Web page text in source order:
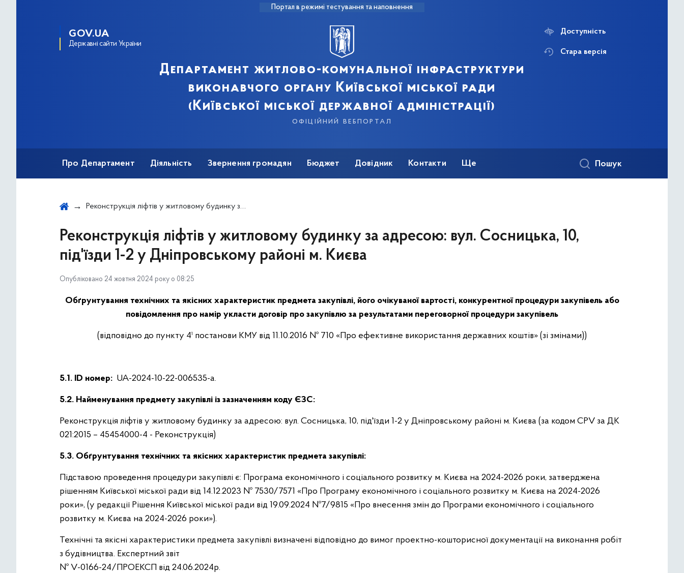
Портал в режимі тестування та наповнення
GOV.UA
Державні сайти України
Департамент житлово-комунальної інфраструктури
виконавчого органу Київської міської ради
(Київської міської державної адміністрації)
офіційний вебпортал
Доступність
Стара версія
Про Департамент Діяльність Звернення громадян Бюджет Довідник Контакти Ще Пошук
Реконструкція ліфтів у житловому будинку за адресою: вул. Сосницька, 10, під'їзди 1-2 у Дніпровському районі м. Києва
Реконструкція ліфтів у житловому будинку за адресою: вул. Сосницька, 10,
під'їзди 1-2 у Дніпровському районі м. Києва
Опубліковано 24 жовтня 2024 року о 08:25
Обґрунтування технічних та якісних характеристик предмета закупівлі, його очікуваної вартості, конкурентної процедури закупівель або
повідомлення про намір укласти договір про закупівлю за результатами переговорної процедури закупівель
(відповідно до пункту 4¹ постанови КМУ від 11.10.2016 № 710 «Про ефективне використання державних коштів» (зі змінами))
5.1. ID номер: UA-2024-10-22-006535-a.
5.2. Найменування предмету закупівлі із зазначенням коду ЄЗС:
Реконструкція ліфтів у житловому будинку за адресою: вул. Сосницька, 10, під'їзди 1-2 у Дніпровському районі м. Києва (за кодом CPV за ДК
021:2015 – 45454000-4 - Реконструкція)
5.3. Обґрунтування технічних та якісних характеристик предмета закупівлі:
Підставою проведення процедури закупівлі є: Програма економічного і соціального розвитку м. Києва на 2024-2026 роки, затверджена
рішенням Київської міської ради від 14.12.2023 № 7530/7571 «Про Програму економічного і соціального розвитку м. Києва на 2024-2026
роки», (у редакції Рішення Київської міської ради від 19.09.2024 №7/9815 «Про внесення змін до Програми економічного і соціального
розвитку м. Києва на 2024-2026 роки»).
Технічні та якісні характеристики предмета закупівлі визначені відповідно до вимог проектно-кошторисної документації на виконання робіт
з будівництва. Експертний звіт
№ V-0166-24/ПРОЕКСП від 24.06.2024р.